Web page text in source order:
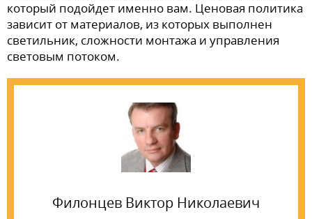
который подойдет именно вам. Ценовая политика
зависит от материалов, из которых выполнен
светильник, сложности монтажа и управления
световым потоком.
Филонцев Виктор Николаевич